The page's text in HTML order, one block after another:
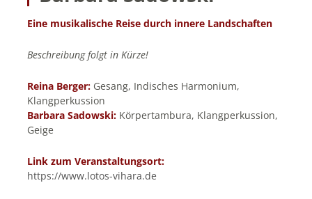
Eine musikalische Reise durch innere Landschaften
Beschreibung folgt in Kürze!
Reina Berger: Gesang, Indisches Harmonium,
Klangperkussion
Barbara Sadowski: Körpertambura, Klangperkussion,
Geige
Link zum Veranstaltungsort:
https://www.lotos-vihara.de